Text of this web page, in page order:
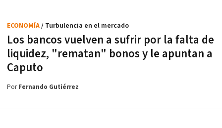
Los bancos vuelven a sufrir por la falta de
liquidez, "rematan" bonos y le apuntan a
Caputo
ECONOMÍA/ Turbulencia en el mercado
PorFernando Gutiérrez